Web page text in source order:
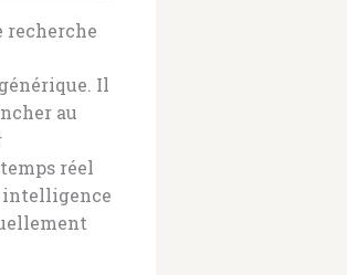
recherche
Il
au
réel
intelligence